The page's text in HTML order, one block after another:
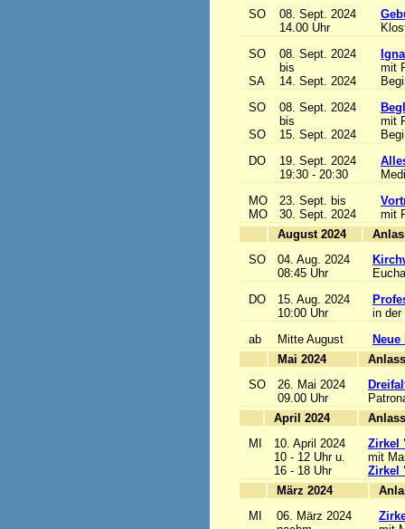
SO
08. Sept. 2024
14.00 Uhr
SO
SA
08. Sept. 2024
bis
14. Sept. 2024
mit
SO
SO
08. Sept. 2024
bis
15. Sept. 2024
mit
DO
19. Sept. 2024
19:30 - 20:30
MO
MO
23. Sept. bis
30. Sept. 2024
mit
August 2024
SO
04. Aug. 2024
08:45 Uhr
DO
15. Aug. 2024
10:00 Uhr
in der
ab
Mitte August
Mai 2024
SO
26. Mai 2024
09.00 Uhr
April 2024
MI
10. April 2024
10 - 12 Uhr u.
16 - 18 Uhr
Zirkel
mit
Zirkel
März 2024
MI
06. März 2024